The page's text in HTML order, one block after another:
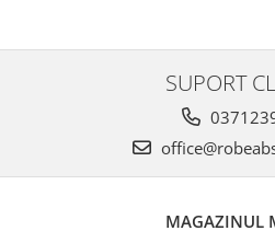
SUPORT
MAGAZINUL